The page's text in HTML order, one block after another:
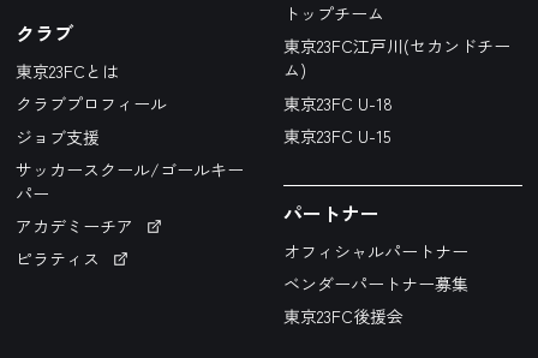
クラブ
東京23FCとは
クラブプロフィール
ジョブ支援
サッカースクール/ゴールキー
パー
アカデミーチア
ピラティス
トップチーム
東京23FC江戸川(セカンドチー
ム)
東京23FC U-18
東京23FC U-15
パートナー
オフィシャルパートナー
ベンダーパートナー募集
東京23FC後援会